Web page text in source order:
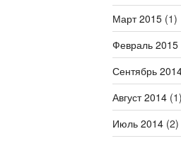
Март 2015(1)
Февраль 2015
Сентябрь
Август 2014(1)
Июль 2014(2)